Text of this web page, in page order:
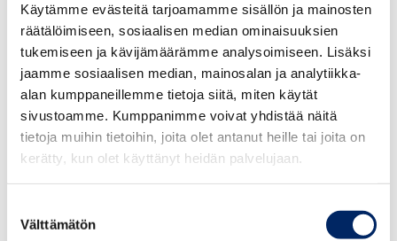
Käytämme evästeitä tarjoamamme sisällön ja mainosten
räätälöimiseen, sosiaalisen median ominaisuuksien
tukemiseen ja kävijämäärämme analysoimiseen. Lisäksi
jaamme sosiaalisen median, mainosalan ja analytiikka-
alan kumppaneillemme tietoja siitä, miten käytät
sivustoamme. Kumppanimme voivat yhdistää näitä
tietoja muihin tietoihin, joita olet antanut heille tai joita on
kerätty, kun olet käyttänyt heidän palvelujaan.
valinta
Välttämätön
hallituksen työllisyystoimista”, Kotamäki sanoo.
Kotamäki kertoo, että Keskuskauppakamarissa
keskitytään eritoten uudistuksiin, joista hallituksen
esitys on jätetty.
“Pyrimme päivittämään myös epävarmemmalla pohjalla
olevia uudistuksia. Esimerkiksi työttömyysturvan
listalle, koska katsomme päätöksen olevan jo jokseenkin